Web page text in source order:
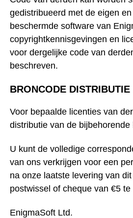
gedistribueerd met de eigen
beschermde software van
copyrightkennisgevingen en
voor dergelijke code van
beschreven.
BRONCODE DISTRIBUTIE
Voor bepaalde licenties van
distributie van de bijbehorende
U kunt de volledige
van ons verkrijgen voor een
na onze laatste levering van
postwissel of cheque van €5
EnigmaSoft Ltd.